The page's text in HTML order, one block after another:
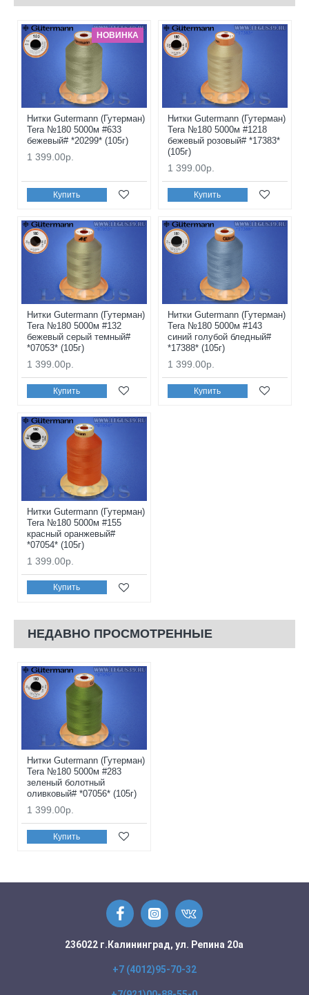
НОВИНКА
Нитки Gutermann (Гутерман)
Tera №180 5000м #633
бежевый# *20299* (105г)
1 399.00р.
Купить
Нитки Gutermann (Гутерман)
Tera №180 5000м #1218
бежевый розовый# *17383*
(105г)
1 399.00р.
Купить
Нитки Gutermann (Гутерман)
Tera №180 5000м #132
бежевый серый темный#
*07053* (105г)
1 399.00р.
Купить
Нитки Gutermann (Гутерман)
Tera №180 5000м #143
синий голубой бледный#
*17388* (105г)
1 399.00р.
Купить
Нитки Gutermann (Гутерман)
Tera №180 5000м #155
красный оранжевый#
*07054* (105г)
1 399.00р.
Купить
НЕДАВНО ПРОСМОТРЕННЫЕ
Нитки Gutermann (Гутерман)
Tera №180 5000м #283
зеленый болотный
оливковый# *07056* (105г)
1 399.00р.
Купить
236022 г.Калининград, ул. Репина 20а
+7 (4012)95-70-32